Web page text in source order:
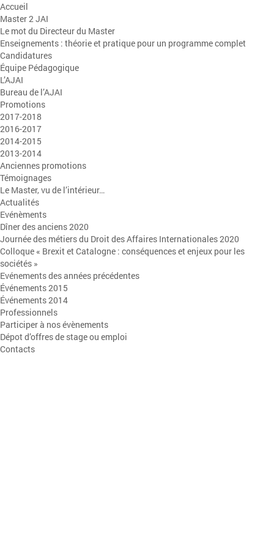
Accueil
Master 2 JAI
Le mot du Directeur du Master
Enseignements : théorie et pratique pour un programme complet
Candidatures
Équipe Pédagogique
L’AJAI
Bureau de l’AJAI
Promotions
2017-2018
2016-2017
2014-2015
2013-2014
Anciennes promotions
Témoignages
Le Master, vu de l’intérieur…
Actualités
Evénèments
Dîner des anciens 2020
Journée des métiers du Droit des Affaires Internationales 2020
Colloque « Brexit et Catalogne : conséquences et enjeux pour les
sociétés »
Evénements des années précédentes
Événements 2015
Événements 2014
Professionnels
Participer à nos évènements
Dépot d’offres de stage ou emploi
Contacts